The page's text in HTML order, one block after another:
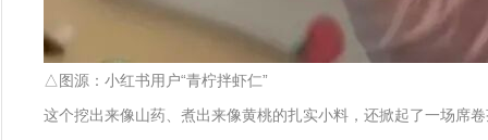
△图源：小红书用户“青柠拌虾仁”
这个挖出来像山药、煮出来像黄桃的扎实小料，还掀起了一场席